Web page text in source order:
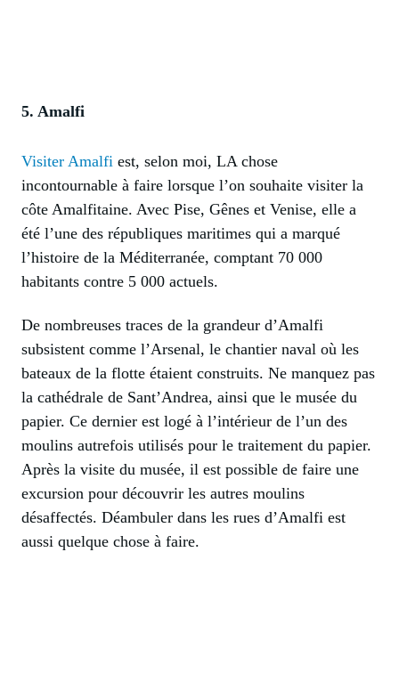
5. Amalfi
Visiter Amalfi est, selon moi, LA chose
incontournable à faire lorsque l’on souhaite visiter la
côte Amalfitaine. Avec Pise, Gênes et Venise, elle a
été l’une des républiques maritimes qui a marqué
l’histoire de la Méditerranée, comptant 70 000
habitants contre 5 000 actuels.
De nombreuses traces de la grandeur d’Amalfi
subsistent comme l’Arsenal, le chantier naval où les
bateaux de la flotte étaient construits. Ne manquez pas
la cathédrale de Sant’Andrea, ainsi que le musée du
papier. Ce dernier est logé à l’intérieur de l’un des
moulins autrefois utilisés pour le traitement du papier.
Après la visite du musée, il est possible de faire une
excursion pour découvrir les autres moulins
désaffectés. Déambuler dans les rues d’Amalfi est
aussi quelque chose à faire.